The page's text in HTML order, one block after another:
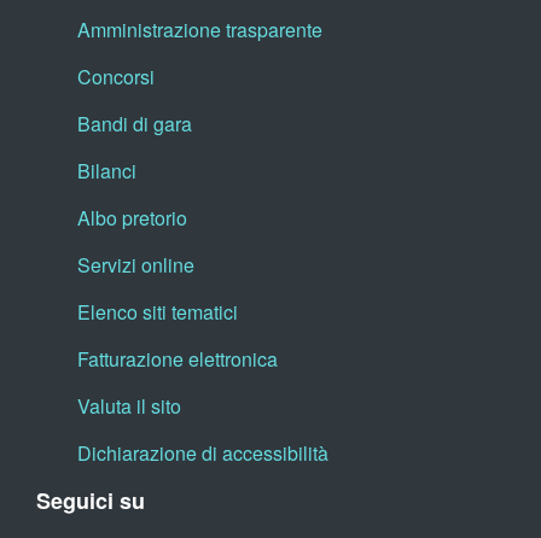
Amministrazione trasparente
Concorsi
Bandi di gara
Bilanci
Albo pretorio
Servizi online
Elenco siti tematici
Fatturazione elettronica
Valuta il sito
Dichiarazione di accessibilità
Seguici su